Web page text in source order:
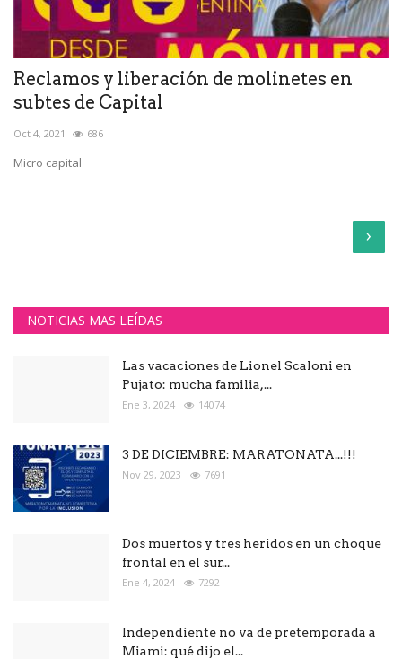
Reclamos y liberación de molinetes en
subtes de Capital
Oct 4, 2021 686
Micro capital
›
NOTICIAS MAS LEÍDAS
Las vacaciones de Lionel Scaloni en
Pujato: mucha familia,...
Ene 3, 2024 14074
3 DE DICIEMBRE: MARATONATA...!!!
Nov 29, 2023 7691
Dos muertos y tres heridos en un choque
frontal en el sur...
Ene 4, 2024 7292
Independiente no va de pretemporada a
Miami: qué dijo el...